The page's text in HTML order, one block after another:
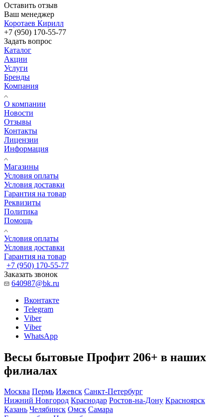
Оставить отзыв
Ваш менеджер
Коротаев Кирилл
+7 (950) 170-55-77
Задать вопрос
Каталог
Акции
Услуги
Бренды
Компания
О компании
Новости
Отзывы
Контакты
Лицензии
Информация
Магазины
Условия оплаты
Условия доставки
Гарантия на товар
Реквизиты
Политика
Помощь
Условия оплаты
Условия доставки
Гарантия на товар
+7 (950) 170-55-77
Заказать звонок
640987@bk.ru
Вконтакте
Telegram
Viber
Viber
WhatsApp
Весы бытовые Профит 206+ в наших
филиалах
Москва Пермь Ижевск Санкт-Петербург
Нижний Новгород Краснодар Ростов-на-Дону Красноярск
Казань Челябинск Омск Самара